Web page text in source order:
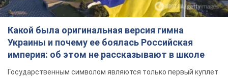
Какой была оригинальная версия гимна
Украины и почему ее боялась Российская
империя: об этом не рассказывают в школе
Государственным символом являются только первый куплет